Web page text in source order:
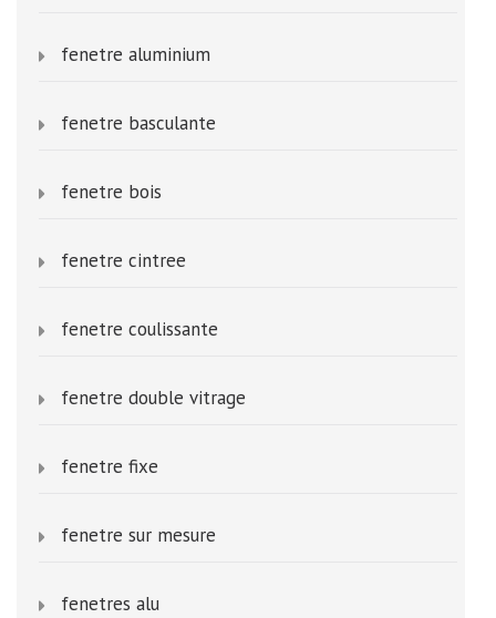
fenetre aluminium
fenetre basculante
fenetre bois
fenetre cintree
fenetre coulissante
fenetre double vitrage
fenetre fixe
fenetre sur mesure
fenetres alu